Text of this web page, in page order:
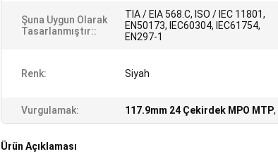
Şuna Uygun Olarak
Tasarlanmıştır::
TIA / EIA 568.C, ISO / IEC 11801,
EN50173, IEC60304, IEC61754,
EN297-1
Renk: Siyah
Vurgulamak: 117.9mm 24 Çekirdek MPO MTP,
Ürün Açıklaması